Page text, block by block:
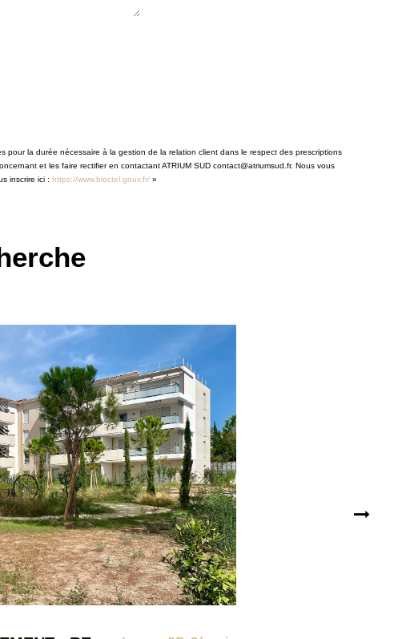
pour la durée nécessaire à la gestion de la relation client dans le respect des prescriptions
et les faire rectifier en contactant ATRIUM SUD contact@atriumsud.fr. Nous vous
inscrire ici : https://www.bloctel.gouv.fr/ »